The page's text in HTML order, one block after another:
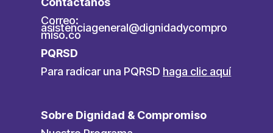
Correo:
asistenciageneral@dignidadycompro
miso.co
PQRSD
Para radicar una PQRSD haga clic aquí
Sobre Dignidad & Compromiso